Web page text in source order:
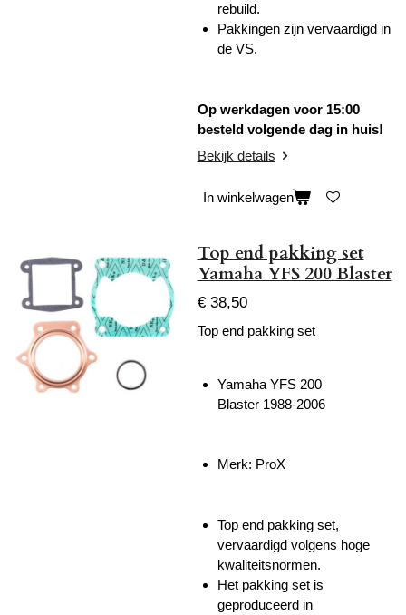
rebuild.
Pakkingen zijn vervaardigd in
de VS.
Op werkdagen voor 15:00
besteld volgende dag in huis!
Bekijk details
In winkelwagen
Top end pakking set
Yamaha YFS 200 Blaster
€ 38,50
Top end pakking set
Yamaha YFS 200
Blaster 1988-2006
Merk: ProX
Top end pakking set,
vervaardigd volgens hoge
kwaliteitsnormen.
Het pakking set is
geproduceerd in